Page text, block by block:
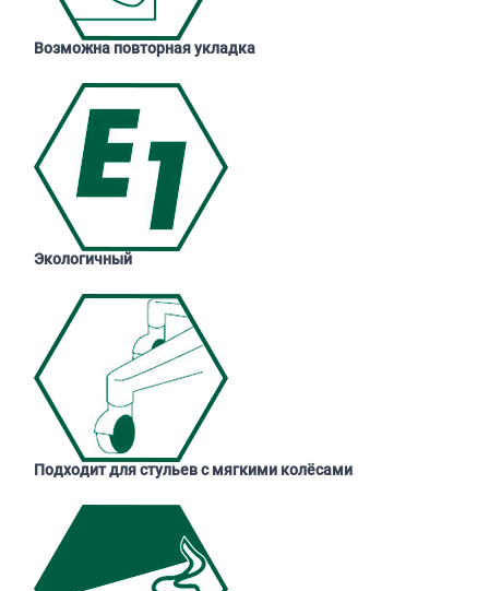
Возможна повторная укладка
Экологичный
Подходит для стульев с мягкими колёсами